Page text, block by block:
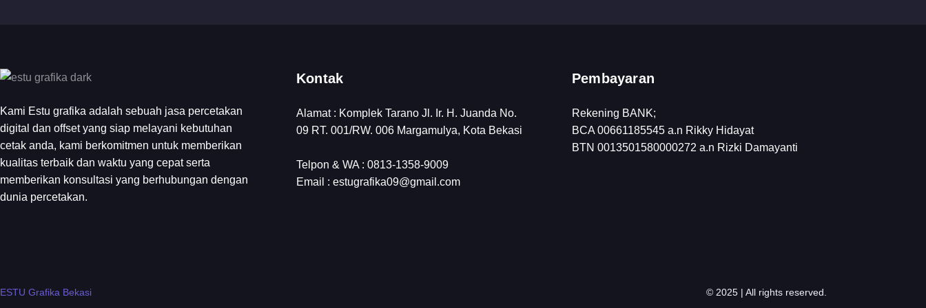
Kami Estu grafika adalah sebuah jasa percetakan
digital dan offset yang siap melayani kebutuhan
cetak anda, kami berkomitmen untuk memberikan
kualitas terbaik dan waktu yang cepat serta
memberikan konsultasi yang berhubungan dengan
dunia percetakan.
Kontak
Alamat : Komplek Tarano Jl. Ir. H. Juanda No.
09 RT. 001/RW. 006 Margamulya, Kota Bekasi
Telpon & WA : 0813-1358-9009
Email : estugrafika09@gmail.com
Pembayaran
Rekening BANK;
BCA 00661185545 a.n Rikky Hidayat
BTN 0013501580000272 a.n Rizki Damayanti
© 2025 | All rights reserved.
ESTU Grafika Bekasi